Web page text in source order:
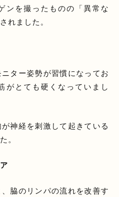
ンを撮ったものの「異常な
れました。
ター姿勢が習慣になってお
がとても硬くなっていまし
神経を刺激して起きている
。
脇のリンパの流れを改善す